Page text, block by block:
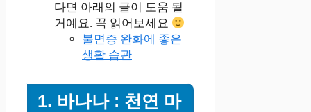
다면 아래의 글이 도움 될
거예요. 꼭 읽어보세요
불면증 완화에 좋은
생활 습관
1. 바나나 : 천연 마